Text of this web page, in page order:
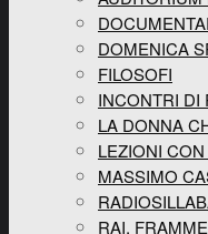
DOMENICA
FILOSOFI
INCONTRI DI
LA DONNA
LEZIONI
MASSIMO
RAI,